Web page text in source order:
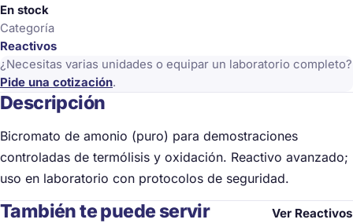
En stock
Categoría
Reactivos
¿Necesitas varias unidades o equipar un laboratorio completo?
Pide una cotización.
Descripción
Bicromato de amonio (puro) para demostraciones
controladas de termólisis y oxidación. Reactivo avanzado;
uso en laboratorio con protocolos de seguridad.
También te puede servir Ver Reactivos